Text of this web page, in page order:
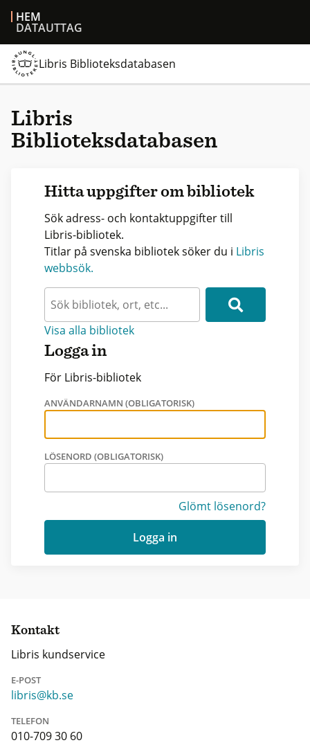
HEM
DATAUTTAG
Libris Biblioteksdatabasen
Libris
Biblioteksdatabasen
Hitta uppgifter om bibliotek
Sök adress- och kontaktuppgifter till
Libris-bibliotek.
Titlar på svenska bibliotek söker du i Libris
webbsök.
Visa alla bibliotek
Logga in
För Libris-bibliotek
ANVÄNDARNAMN (OBLIGATORISK)
LÖSENORD (OBLIGATORISK)
Glömt lösenord?
Logga in
Kontakt
Libris kundservice
E-POST
libris@kb.se
TELEFON
010-709 30 60